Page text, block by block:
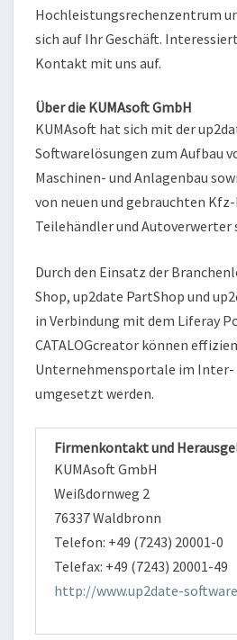
Hochleistungsrechenzentrum
sich auf Ihr Geschäft.
Kontakt mit uns auf.
Über die KUMAsoft GmbH
KUMAsoft hat sich mit der
Softwarelösungen zum Aufbau
Maschinen- und Anlagenbau
von neuen und gebrauchten
Teilehändler und Autoverwerter
Durch den Einsatz der
Shop, up2date PartShop und
in Verbindung mit dem Liferay
CATALOGcreator können
Unternehmensportale im
umgesetzt werden.
Firmenkontakt und
KUMAsoft GmbH
Weißdornweg 2
76337 Waldbronn
Telefon: +49 (7243) 20001-0
Telefax: +49 (7243) 20001-49
http://www.up2date-